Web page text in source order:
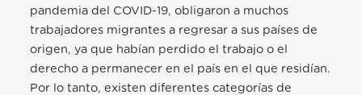
pandemia del COVID-19, obligaron a muchos
trabajadores migrantes a regresar a sus países de
origen, ya que habían perdido el trabajo o el
derecho a permanecer en el país en el que residían.
Por lo tanto, existen diferentes categorías de